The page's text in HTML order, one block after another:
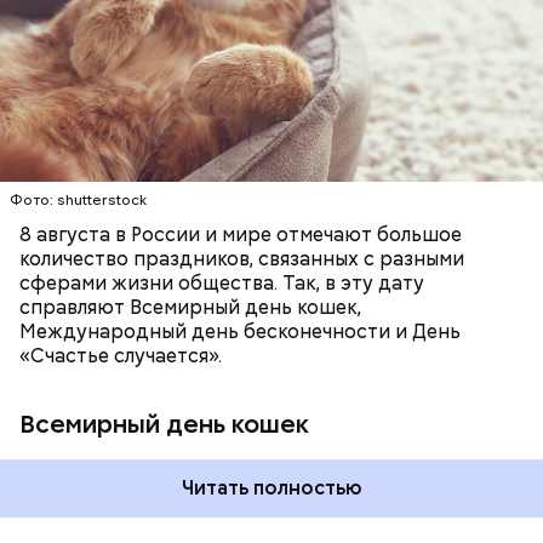
Фото: shutterstock
8 августа в России и мире отмечают большое
количество праздников, связанных с разными
сферами жизни общества. Так, в эту дату
справляют Всемирный день кошек,
Международный день бесконечности и День
«Счастье случается».
Всемирный день кошек
любимое лакомство или новую игрушку. В
некоторых странах в эту дату открываются
специальные парки для выгуливания котов,
кошачьи магазины и другие заведения.
Читать полностью
ПРАЗДНИКИ ЖИВОТНЫЕ
МАТЕМАТИКА
КОШКИ
ПСИХОЛОГИЯ
В Международный день холостяка все мужчины
без пары видятся со своими друзьями, устраивают
вечеринки, играют в видеоигры и проводят время,
наслаждаясь свободой и независимостью, пока
это возможно, ведь может быть и так, что через год
они уже не будут холостяками.
Спагетти из кабачков
Ингредиенты: